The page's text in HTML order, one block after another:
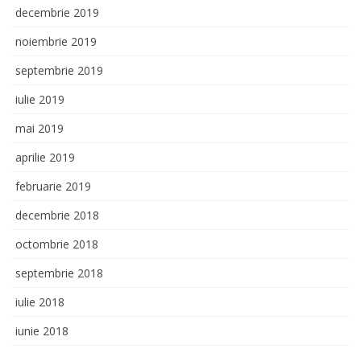
decembrie 2019
noiembrie 2019
septembrie 2019
iulie 2019
mai 2019
aprilie 2019
februarie 2019
decembrie 2018
octombrie 2018
septembrie 2018
iulie 2018
iunie 2018